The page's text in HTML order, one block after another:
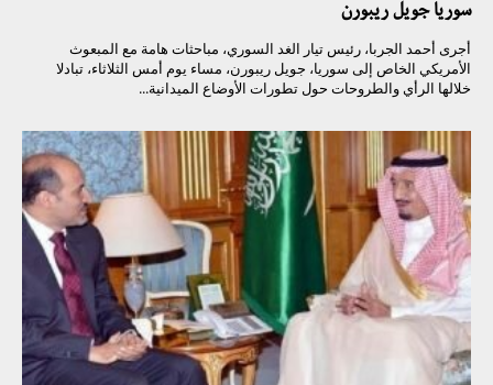
سوريا جويل ريبورن
أجرى أحمد الجربا، رئيس تيار الغد السوري، مباحثات هامة مع المبعوث
الأمريكي الخاص إلى سوريا، جويل ريبورن، مساء يوم أمس الثلاثاء، تبادلا
خلالها الرأي والطروحات حول تطورات الأوضاع الميدانية...